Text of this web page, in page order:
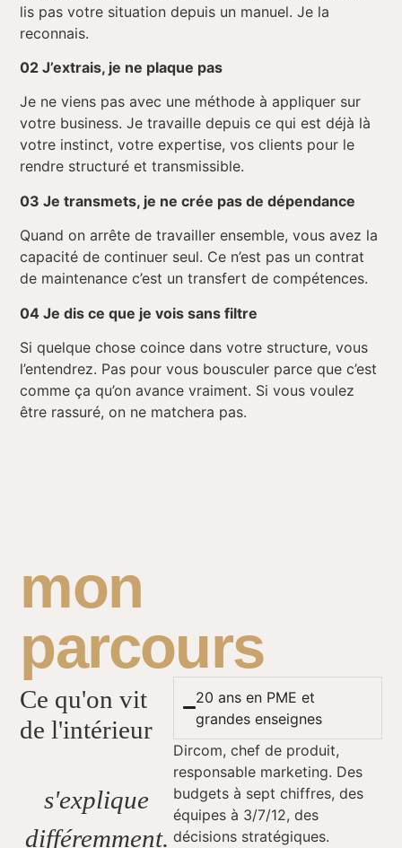
lis pas votre situation depuis un manuel. Je la
reconnais.
02J’extrais, je ne plaque pas
Je ne viens pas avec une méthode à appliquer sur
votre business. Je travaille depuis ce qui est déjà là
votre instinct, votre expertise, vos clients pour le
rendre structuré et transmissible.
03Je transmets, je ne crée pas de dépendance
Quand on arrête de travailler ensemble, vous avez la
capacité de continuer seul. Ce n’est pas un contrat
de maintenance c’est un transfert de compétences.
04Je dis ce que je vois sans filtre
Si quelque chose coince dans votre structure, vous
l’entendrez. Pas pour vous bousculer parce que c’est
comme ça qu’on avance vraiment. Si vous voulez
être rassuré, on ne matchera pas.
mon
parcours
Ce qu'on vit
de l'intérieur
s'explique
différemment.
20 ans en PME et
grandes enseignes
Dircom, chef de produit,
responsable marketing. Des
budgets à sept chiffres, des
équipes à 3/7/12, des
décisions stratégiques.